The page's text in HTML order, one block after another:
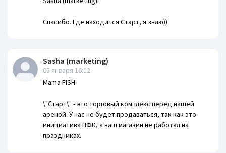
Спасибо. Где находится Старт, я знаю))
Sasha (marketing)
05 января 16:12
Mama FISH
\"Старт\" - это торговый комплекс перед нашей
ареной. У нас не будет продаваться, так как это
инициатива ПФК, а наш магазин не работал на
праздниках.